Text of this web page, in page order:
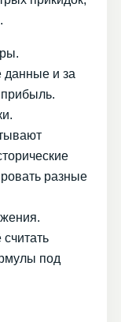
данные и за
разные
под